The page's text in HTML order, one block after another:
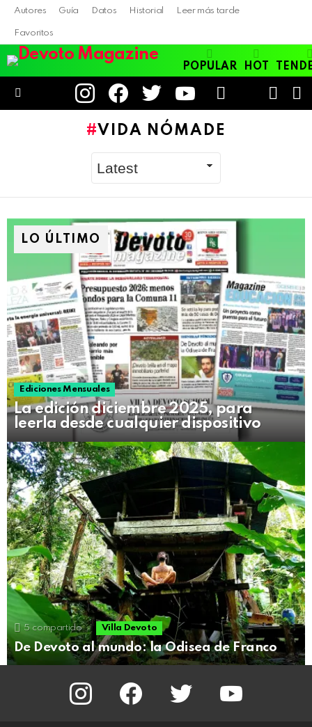
Autores Guía Datos Historial Leer más tarde
Favoritos
POPULAR HOT
instagramfacebooktwitter youtube
SKIN
VIDA NÓMADE
LO ÚLTIMO
Ediciones Mensuales
La edición diciembre 2025, para
leerla desde cualquier dispositivo
5 compartido Villa Devoto
De Devoto al mundo: la Odisea de Franco
instagram facebook twitter